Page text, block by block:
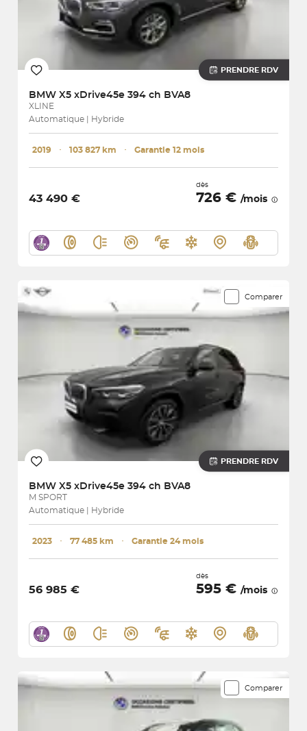
PRENDRE RDV
BMW X5 xDrive45e 394 ch BVA8
XLINE
Automatique | Hybride
2019 ･ 103 827 km ･ Garantie 12 mois
43 490 €
dès
726 € /mois
Comparer
PRENDRE RDV
BMW X5 xDrive45e 394 ch BVA8
M SPORT
Automatique | Hybride
2023 ･ 77 485 km ･ Garantie 24 mois
56 985 €
dès
595 € /mois
Comparer